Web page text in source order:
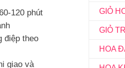
GIỎ
GIỎ
HOA
120 phút
điệp theo
giao và